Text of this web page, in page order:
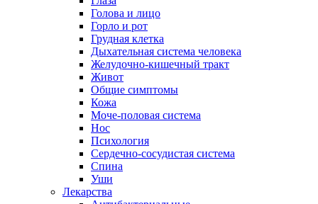
Голова и лицо
Горло и рот
Грудная клетка
Дыхательная система человека
Желудочно-кишечный тракт
Живот
Общие симптомы
Кожа
Моче-половая система
Нос
Психология
Сердечно-сосудистая система
Спина
Уши
Лекарства